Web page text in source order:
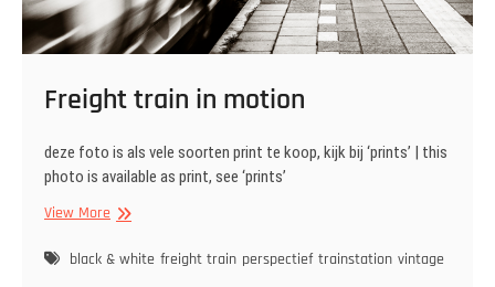
Freight train in motion
deze foto is als vele soorten print te koop, kijk bij ‘prints’ | this
photo is available as print, see ‘prints’
View MoreFreight
in
black & white freight train perspectief trainstation vintage